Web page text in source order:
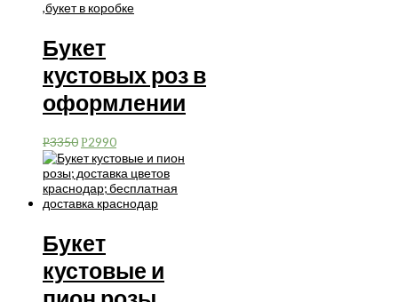
Букет
кустовых роз в
оформлении
Р3350 Р2990
Букет
кустовые и